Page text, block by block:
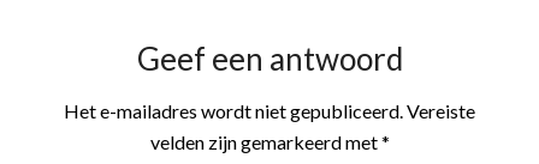
Geef een antwoord
Het e-mailadres wordt niet gepubliceerd.Vereiste
velden zijn gemarkeerd met*